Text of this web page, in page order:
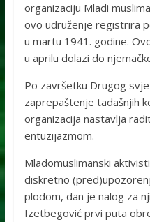
organizaciju Mladi
ovo udruženje registrira
u martu 1941. godine.
u aprilu dolazi do
Po završetku Drugog
zaprepaštenje tadašnjih
organizacija nastavlja
entuzijazmom.
Mladomuslimanski
diskretno
plodom, dan je nalog za
Izetbegović prvi puta